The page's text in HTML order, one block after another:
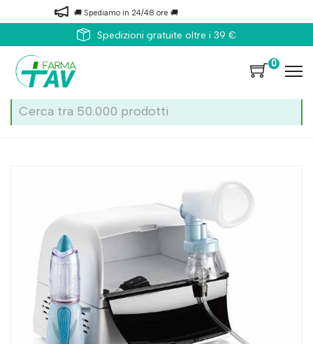
🚚 Spediamo in 24/48 ore 🚚
Spedizioni gratuite oltre i 39 €
0